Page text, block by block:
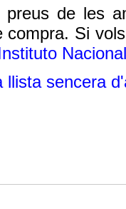
preus de les
compra. Si
llista sencera